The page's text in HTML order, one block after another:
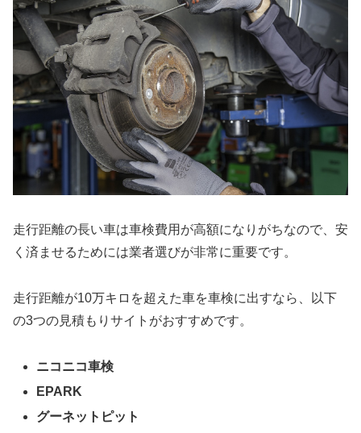
走行距離の長い車は車検費用が高額になりがちなので、安
く済ませるためには業者選びが非常に重要です。
走行距離が10万キロを超えた車を車検に出すなら、以下
の3つの見積もりサイトがおすすめです。
ニコニコ車検
EPARK
グーネットピット